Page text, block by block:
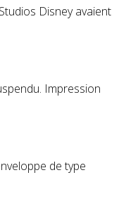
Disney avaient
Impression
de type